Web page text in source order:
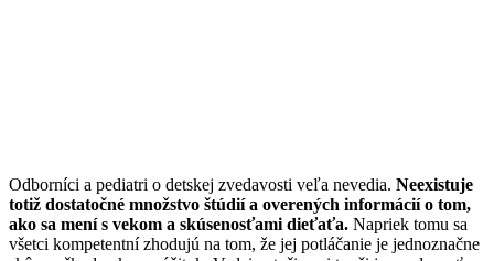
Odborníci a pediatri o detskej zvedavosti veľa nevedia. Neexistuje
totiž dostatočné množstvo štúdií a overených informácií o tom,
ako sa mení s vekom a skúsenosťami dieťaťa. Napriek tomu sa
všetci kompetentní zhodujú na tom, že jej potláčanie je jednoznačne